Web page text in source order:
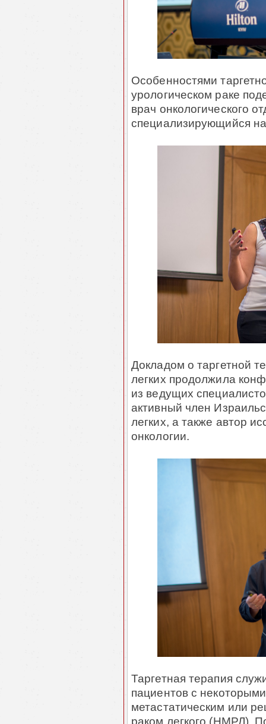
Особенностями
урологическом раке
врач онкологического
специализирующийся
Докладом о таргетной
легких продолжила
из ведущих
активный член
легких, а также автор
онкологии.
Таргетная терапия
пациентов с
метастатическим или
раком легкого (НМРЛ).